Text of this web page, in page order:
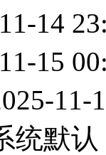
14
15
11-
统默认